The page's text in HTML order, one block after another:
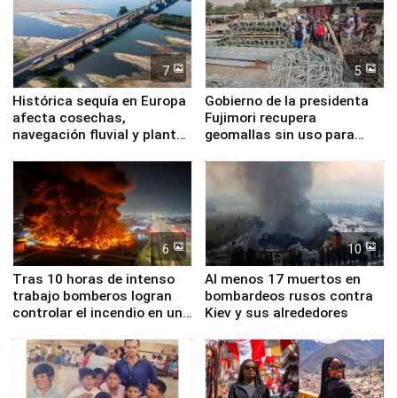
7
Histórica sequía en Europa
afecta cosechas,
navegación fluvial y plantas
5
Gobierno de la presidenta
Fujimori recupera
geomallas sin uso para
Fenómeno El Niño
6
Tras 10 horas de intenso
trabajo bomberos logran
controlar el incendio en una
de Chile
10
Al menos 17 muertos en
bombardeos rusos contra
Kiev y sus alrededores